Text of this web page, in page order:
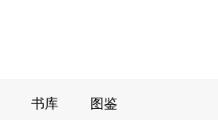
书库 图鉴